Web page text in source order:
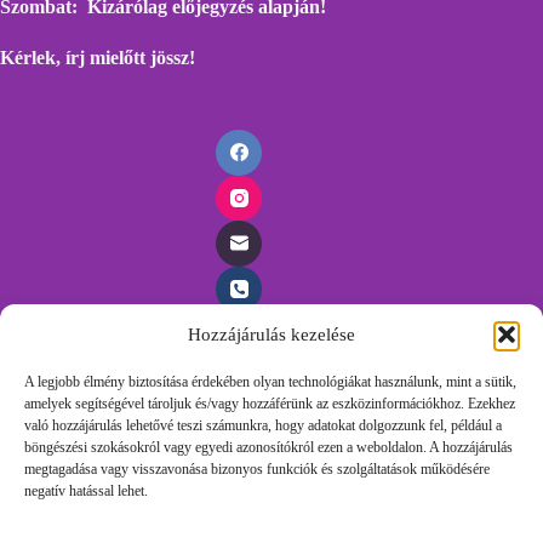
Hozzájárulás kezelése
A legjobb élmény biztosítása érdekében olyan technológiákat használunk, mint a sütik,
amelyek segítségével tároljuk és/vagy hozzáférünk az eszközinformációkhoz. Ezekhez
való hozzájárulás lehetővé teszi számunkra, hogy adatokat dolgozzunk fel, például a
böngészési szokásokról vagy egyedi azonosítókról ezen a weboldalon. A hozzájárulás
megtagadása vagy visszavonása bizonyos funkciók és szolgáltatások működésére
negatív hatással lehet.
Szombat: Kizárólag előjegyzés alapján!
Kérlek, írj mielőtt jössz!
Időpontfoglalás
Foglalj időpontot egyszerűen, töltsd ki az űrlapunkat és
felvesszük veled a kapcsolatot.